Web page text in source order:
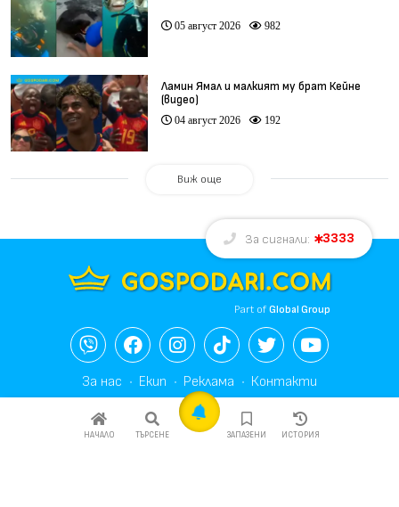
05 август 2026 982
Ламин Ямал и малкият му брат Кейне
(видео)
04 август 2026 192
Виж още
НАЧАЛО ТЪРСЕНЕ ЗАПАЗЕНИ ИСТОРИЯ
За сигнали: 3333
Part ofGlobal Group
За нас Екип Реклама Контакти
Общи условия
Редакционна политика